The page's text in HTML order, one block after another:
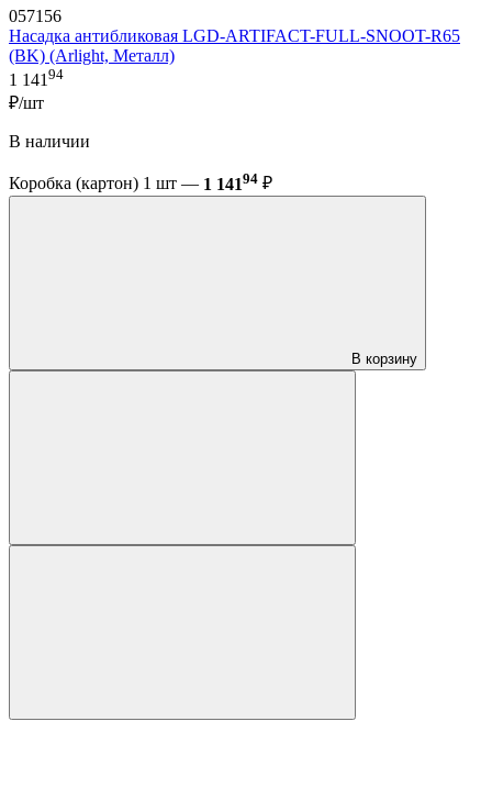
057156
Насадка антибликовая LGD-ARTIFACT-FULL-SNOOT-R65
(BK) (Arlight, Металл)
1 141 94
₽/шт
В наличии
Коробка (картон) 1 шт — 1 14194 ₽
В корзину